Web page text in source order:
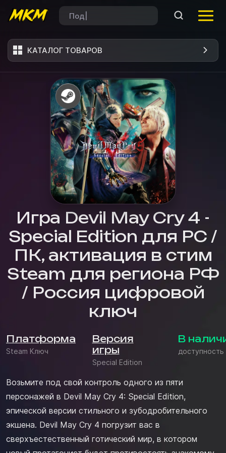
КАТАЛОГ ТОВАРОВ
Игра Devil May Cry 4 -
Special Edition для PC /
ПК, активация в стим
Steam для региона РФ
/ Россия цифровой
ключ
Платформа
Steam Ключ
Версия
игры
Special Edition
В
доступность
Возьмите под свой контроль одного из пяти
персонажей в Devil May Cry 4: Special Edition,
эпической версии стильного и зубодробительного
экшена. Devil May Cry 4 погрузит вас в
сверхъестественный готический мир, в котором